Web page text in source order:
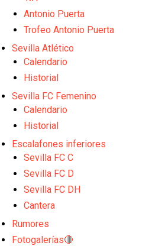
Opinión | "Carta abierta a
El Sevilla oficializa el traspaso
Miguel Sierra: La temporada
Diomande ya es madridista
Antonio Puerta
Trofeo Antonio Puerta
Sevilla Atlético
Calendario
Historial
Sevilla FC Femenino
Calendario
Historial
Escalafones inferiores
Sevilla FC C
Sevilla FC D
Sevilla FC DH
Cantera
Rumores
Fotogalerías🔴